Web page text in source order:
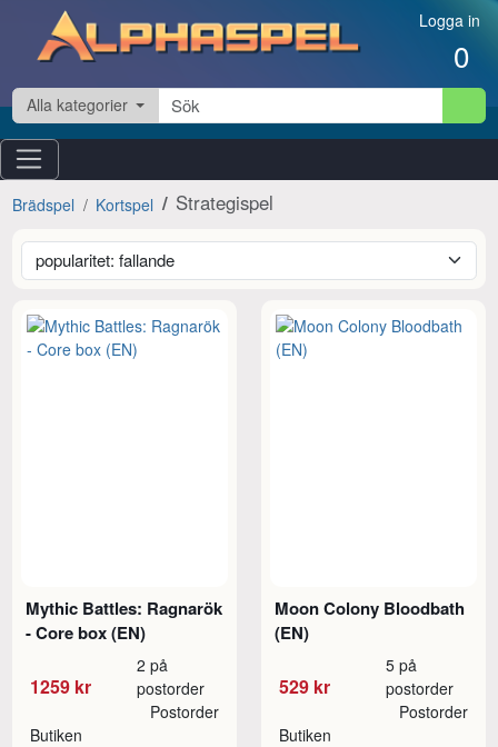
Hoppa till innehåll Logga in
0
Alla kategorier
Brädspel Kortspel Strategispel
Mythic Battles: Ragnarök
- Core box (EN)
1259 kr
2 på
postorder
Butiken
Postorder
Moon Colony Bloodbath
(EN)
529 kr
5 på
postorder
Butiken
Postorder